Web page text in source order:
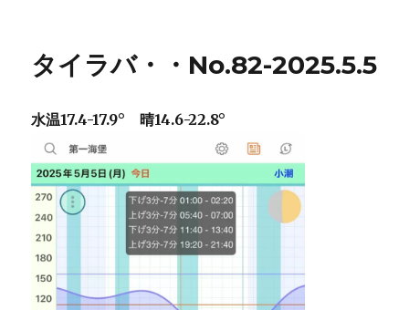
タイラバ・・No.82-2025.5.5
水温17.4-17.9° 晴14.6-22.8°